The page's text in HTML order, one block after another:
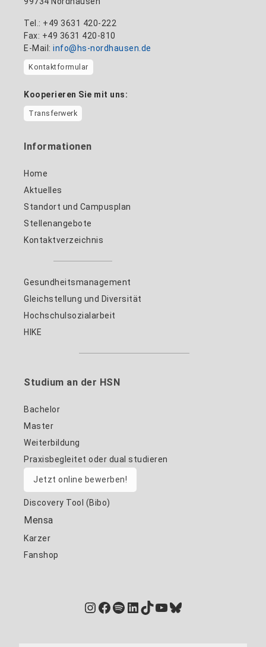
Tel.: +49 3631 420-222
Fax: +49 3631 420-810
E-Mail: info@hs-nordhausen.de
Kontaktformular
Kooperieren Sie mit uns:
Transferwerk
Informationen
Home
Aktuelles
Standort und Campusplan
Stellenangebote
Kontaktverzeichnis
Gesundheitsmanagement
Gleichstellung und Diversität
Hochschulsozialarbeit
HIKE
Studium an der HSN
Bachelor
Master
Weiterbildung
Praxisbegleitet oder dual studieren
Jetzt online bewerben!
Discovery Tool (Bibo)
Mensa
Karzer
Fanshop
Instagram
Facebook
Spotify
LinkedIn
TikTok
YouTube
Bluesky